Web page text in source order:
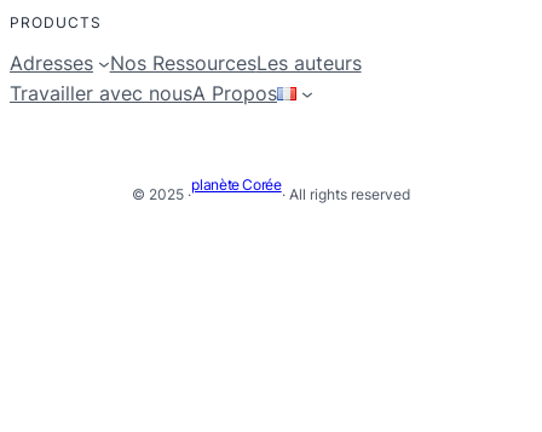
PRODUCTS
Adresses Nos RessourcesLes auteurs
Travailler avec nousA Propos
© 2025 ·
planète Corée
· All rights reserved